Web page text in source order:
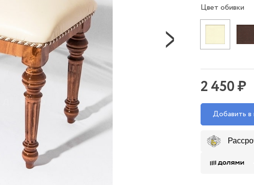
Цвет обивки
2 450 ₽
Добавить в